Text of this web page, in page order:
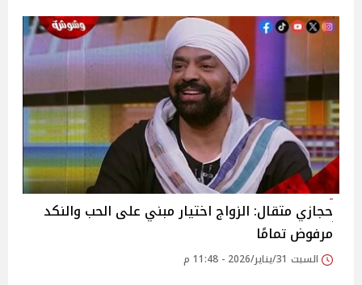
حجازي متقال: الزواج اختيار مبني على الحب والنكد
مرفوض تمامًا
السبت 31/يناير/2026 - 11:48 م